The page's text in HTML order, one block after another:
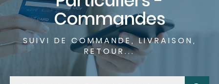
Commandes
SUIVI DE COMMANDE, LIVRAISON,
RETOUR...